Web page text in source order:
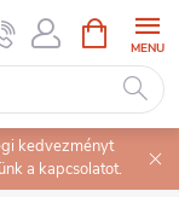
KOSÁR
kedvezményt
a kapcsolatot.